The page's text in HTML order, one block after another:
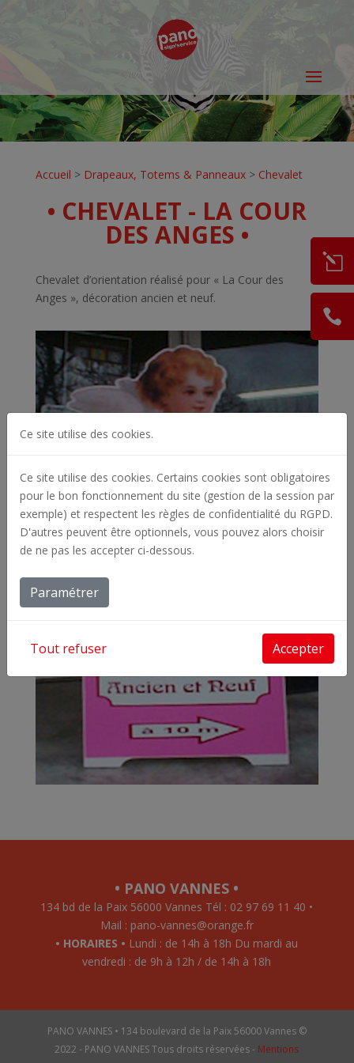
Accueil > Drapeaux, Totems & Panneaux> Chevalet
• CHEVALET - LA COUR
DES ANGES •
Chevalet d’orientation réalisé pour « La Cour des
Anges », décoration ancien et neuf.
• PANO VANNES •
134 bd de la Paix 56000 Vannes Tél : 02 97 69 11 40 •
Mail : pano-vannes@orange.fr
• HORAIRES • Lundi : de 14h à 18h Du mardi au
vendredi : de 9h à 12h / de 14h à 18h
PANO VANNES • 134 boulevard de la Paix 56000 Vannes ©
2022 - PANO VANNES Tous droits réservées - Mentions
Ce site utilise des cookies.
Ce site utilise des cookies. Certains cookies sont obligatoires
pour le bon fonctionnement du site (gestion de la session par
exemple) et respectent les règles de confidentialité du RGPD.
D'autres peuvent être optionnels, vous pouvez alors choisir
de ne pas les accepter ci-dessous.
Paramétrer
Tout refuser Accepter